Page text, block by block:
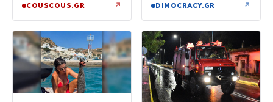
COUSCOUS.GR ↗ DIMOCRACY.GR ↗